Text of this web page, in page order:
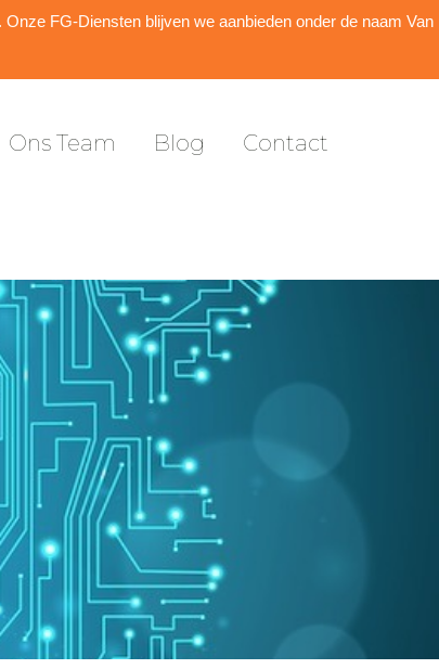
FG-Diensten blijven we aanbieden onder de naam Van
Ons Team Blog Contact